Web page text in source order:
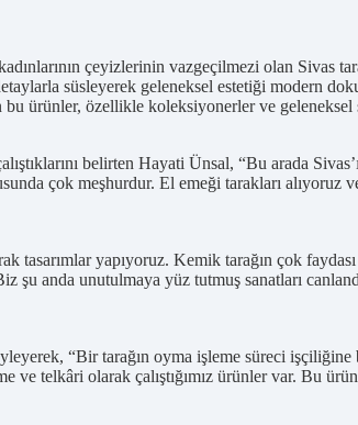
çeyizlerinin vazgeçilmezi olan Sivas
süsleyerek geleneksel estetiği modern
ürünler, özellikle koleksiyonerler ve geleneksel
belirten Hayati Ünsal, “Bu arada
çok meşhurdur. El emeği tarakları
tasarımlar yapıyoruz. Kemik tarağın çok
şu anda unutulmaya yüz tutmuş sanatları
“Bir tarağın oyma işleme süreci
ve telkâri olarak çalıştığımız ürünler var. Bu